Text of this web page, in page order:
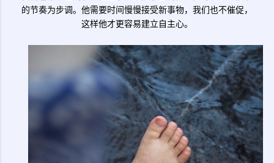
的节奏为步调。他需要时间慢慢接受新事物，我们也不催促，
这样他才更容易建立自主心。